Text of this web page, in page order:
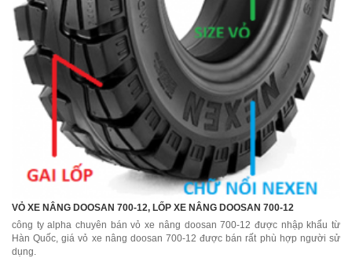
VỎ XE NÂNG DOOSAN 700-12, LỐP XE NÂNG DOOSAN 700-12
công ty alpha chuyên bán vỏ xe nâng doosan 700-12 được nhập khẩu từ
Hàn Quốc, giá vỏ xe nâng doosan 700-12 được bán rất phù hợp người sử
dụng.